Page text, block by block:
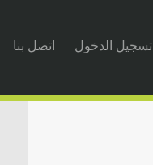
تسجيل الدخول اتصل بنا